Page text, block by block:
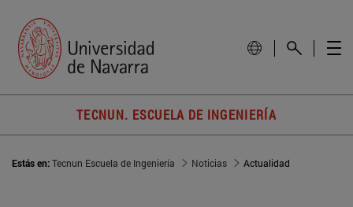
TECNUN. ESCUELA DE INGENIERÍA
Estás en:Tecnun Escuela de Ingeniería Noticias Actualidad